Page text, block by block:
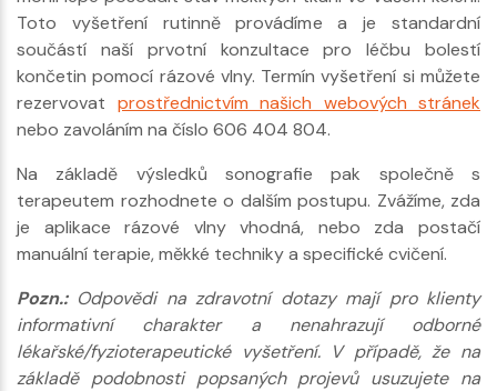
Toto vyšetření rutinně provádíme a je standardní
součástí naší prvotní konzultace pro léčbu bolestí
končetin pomocí rázové vlny. Termín vyšetření si můžete
rezervovat prostřednictvím našich webových stránek
nebo zavoláním na číslo 606 404 804.
Na základě výsledků sonografie pak společně s
terapeutem rozhodnete o dalším postupu. Zvážíme, zda
je aplikace rázové vlny vhodná, nebo zda postačí
manuální terapie, měkké techniky a specifické cvičení.
Pozn.:Odpovědi na zdravotní dotazy mají pro klienty
informativní charakter a nenahrazují odborné
lékařské/fyzioterapeutické vyšetření. V případě, že na
základě podobnosti popsaných projevů usuzujete na